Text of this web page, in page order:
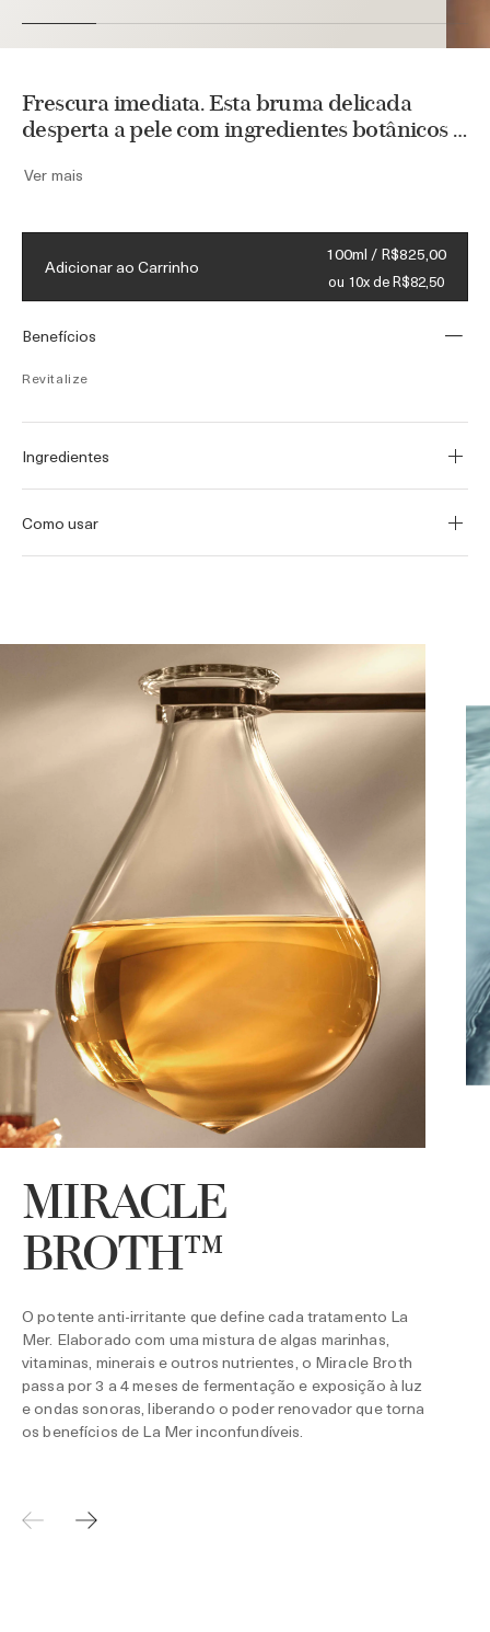
Frescura imediata. Esta bruma delicada
desperta a pele com ingredientes botânicos e
pensamento sustentável, que incorpora no
mínimo 45% PCR e princípios de reciclagem
Ver mais
Adicionar ao Carrinho
100ml / R$825,00
ou 10x de R$82,50
Benefícios
Revitalize
Ingredientes
Como usar
MIRACLE
BROTH™
O potente anti-irritante que define cada tratamento La
Mer. Elaborado com uma mistura de algas marinhas,
vitaminas, minerais e outros nutrientes, o Miracle Broth
passa por 3 a 4 meses de fermentação e exposição à luz
e ondas sonoras, liberando o poder renovador que torna
os benefícios de La Mer inconfundíveis.